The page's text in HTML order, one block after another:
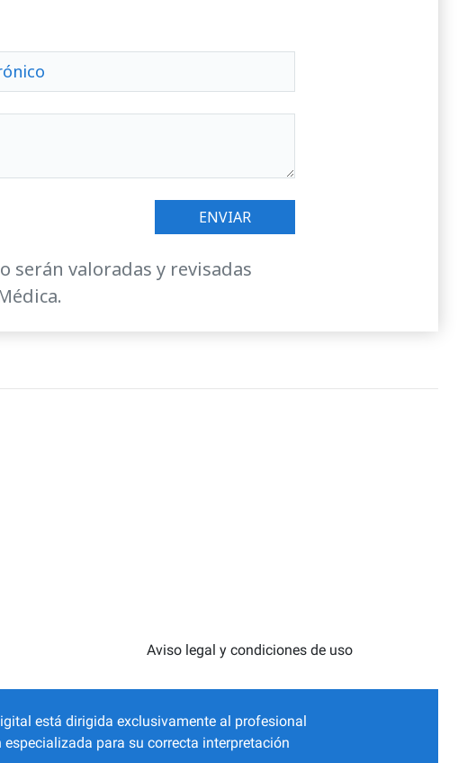
serán valoradas y revisadas
Aviso legal y condiciones de uso
está dirigida exclusivamente al profesional
para su correcta interpretación